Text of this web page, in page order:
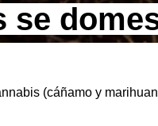
se
(cáñamo y